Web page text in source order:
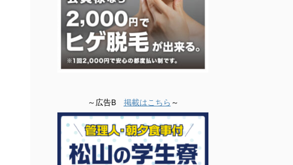
～広告B 掲載はこちら ～